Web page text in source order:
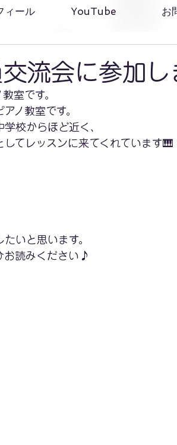
ィール YouTube お
流会に参加し
室です。
ノ教室です。
校からほど近く、
てレッスンに来てくれています🎹
いと思います。
お読みください♪